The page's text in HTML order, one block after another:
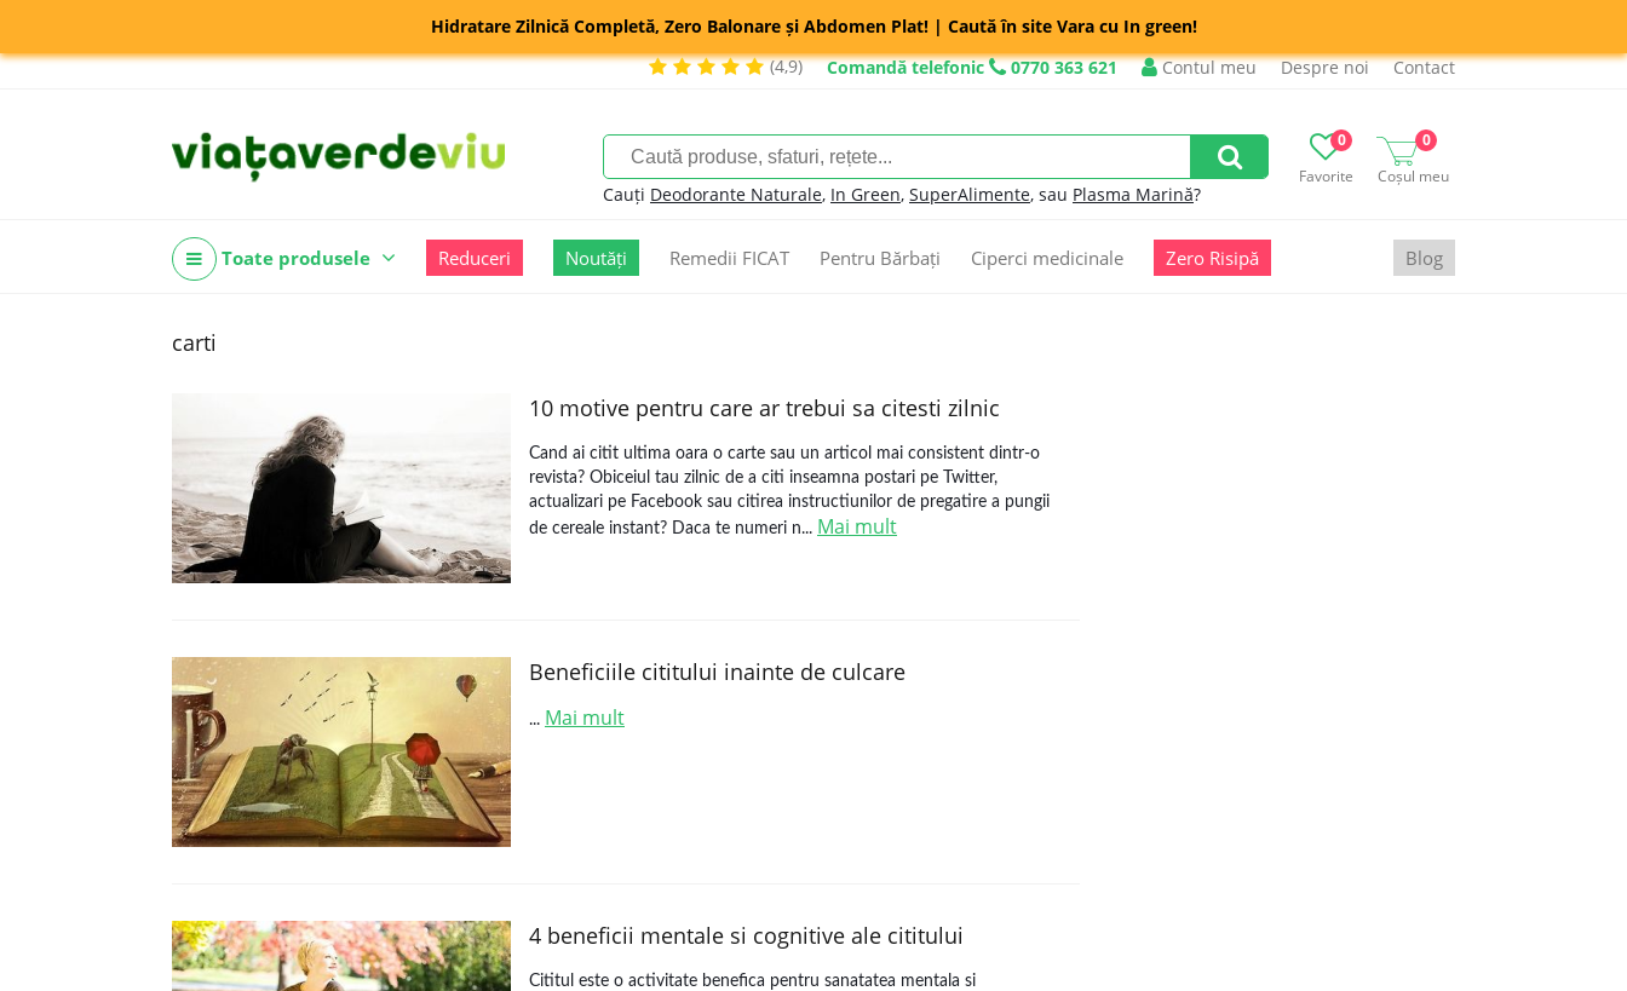
Hidratare Zilnică Completă, Zero Balonare și Abdomen Plat! | Caută în site Vara cu In green!
(4,9)
Comandă telefonic 0770 363 621 Contul meu Despre noi Contact
Favorite
0
Coșul meu
0
Cauți Deodorante Naturale, In Green, SuperAlimente, sau Plasma Marină?
Toate produsele Reduceri Noutăți Remedii FICAT Pentru Bărbați Ciperci medicinale Zero Risipă Blog
carti
10 motive pentru care ar trebui sa citesti zilnic
Cand ai citit ultima oara o carte sau un articol mai consistent dintr-o
revista? Obiceiul tau zilnic de a citi inseamna postari pe Twitter,
actualizari pe Facebook sau citirea instructiunilor de pregatire a pungii
de cereale instant? Daca te numeri n... Mai mult
Beneficiile cititului inainte de culcare
... Mai mult
4 beneficii mentale si cognitive ale cititului
Cititul este o activitate benefica pentru sanatatea mentala si